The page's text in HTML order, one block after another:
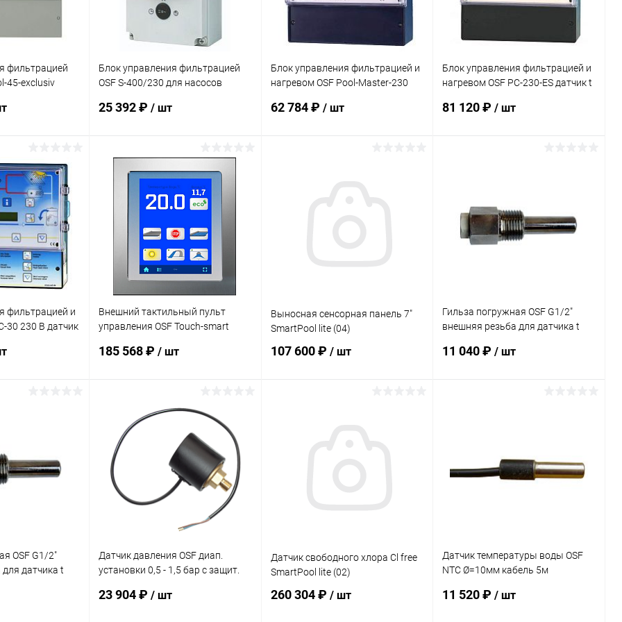
фильтрацией
45-exclusiv
В наличии
Блок управления фильтрацией
OSF S-400/230 для насосов
25 392 ₽ / шт
В избранное
К сравнению В наличии
Блок управления фильтрацией и
нагревом OSF Pool-Master-230
62 784 ₽ / шт
Блок управления фильтрацией и
нагревом OSF PС-230-ES датчик t
81 120 ₽/ шт
К сравнению В наличии
фильтрацией и
30 230 В датчик
В наличии
Внешний тактильный пульт
управления OSF Touch-smart
185 568 ₽ / шт
В корзину
В избранное
К сравнению В наличии
Выносная сенсорная панель 7"
SmartPool lite (04)
107 600 ₽ / шт
Гильза погружная OSF G1/2"
внешняя резьба для датчика t
(320.020.0003)
11 040 ₽/ шт
К сравнению Под заказ
OSF G1/2"
датчика t
Датчик давления OSF диап.
установки 0,5 - 1,5 бар с защит.
(200.059.9015)
23 904 ₽ / шт
Датчик свободного хлора Cl free
SmartPool lite (02)
260 304 ₽ / шт
Датчик температуры воды OSF
NTC Ø=10мм кабель 5м
11 520 ₽/ шт